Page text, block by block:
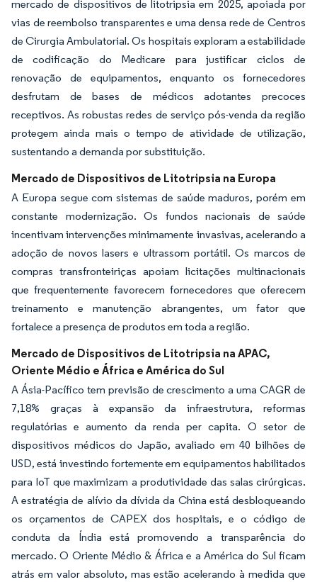
mercado de dispositivos de litotripsia em 2025, apoiada por
vias de reembolso transparentes e uma densa rede de Centros
de Cirurgia Ambulatorial. Os hospitais exploram a estabilidade
de codificação do Medicare para justificar ciclos de
renovação de equipamentos, enquanto os fornecedores
desfrutam de bases de médicos adotantes precoces
receptivos. As robustas redes de serviço pós-venda da região
protegem ainda mais o tempo de atividade de utilização,
sustentando a demanda por substituição.
Mercado de Dispositivos de Litotripsia na Europa
A Europa segue com sistemas de saúde maduros, porém em
constante modernização. Os fundos nacionais de saúde
incentivam intervenções minimamente invasivas, acelerando a
adoção de novos lasers e ultrassom portátil. Os marcos de
compras transfronteiriças apoiam licitações multinacionais
que frequentemente favorecem fornecedores que oferecem
treinamento e manutenção abrangentes, um fator que
fortalece a presença de produtos em toda a região.
Mercado de Dispositivos de Litotripsia na APAC,
Oriente Médio e África e América do Sul
A Ásia-Pacífico tem previsão de crescimento a uma CAGR de
7,18% graças à expansão da infraestrutura, reformas
regulatórias e aumento da renda per capita. O setor de
dispositivos médicos do Japão, avaliado em 40 bilhões de
USD, está investindo fortemente em equipamentos habilitados
para IoT que maximizam a produtividade das salas cirúrgicas.
A estratégia de alívio da dívida da China está desbloqueando
os orçamentos de CAPEX dos hospitais, e o código de
conduta da Índia está promovendo a transparência do
mercado. O Oriente Médio & África e a América do Sul ficam
atrás em valor absoluto, mas estão acelerando à medida que